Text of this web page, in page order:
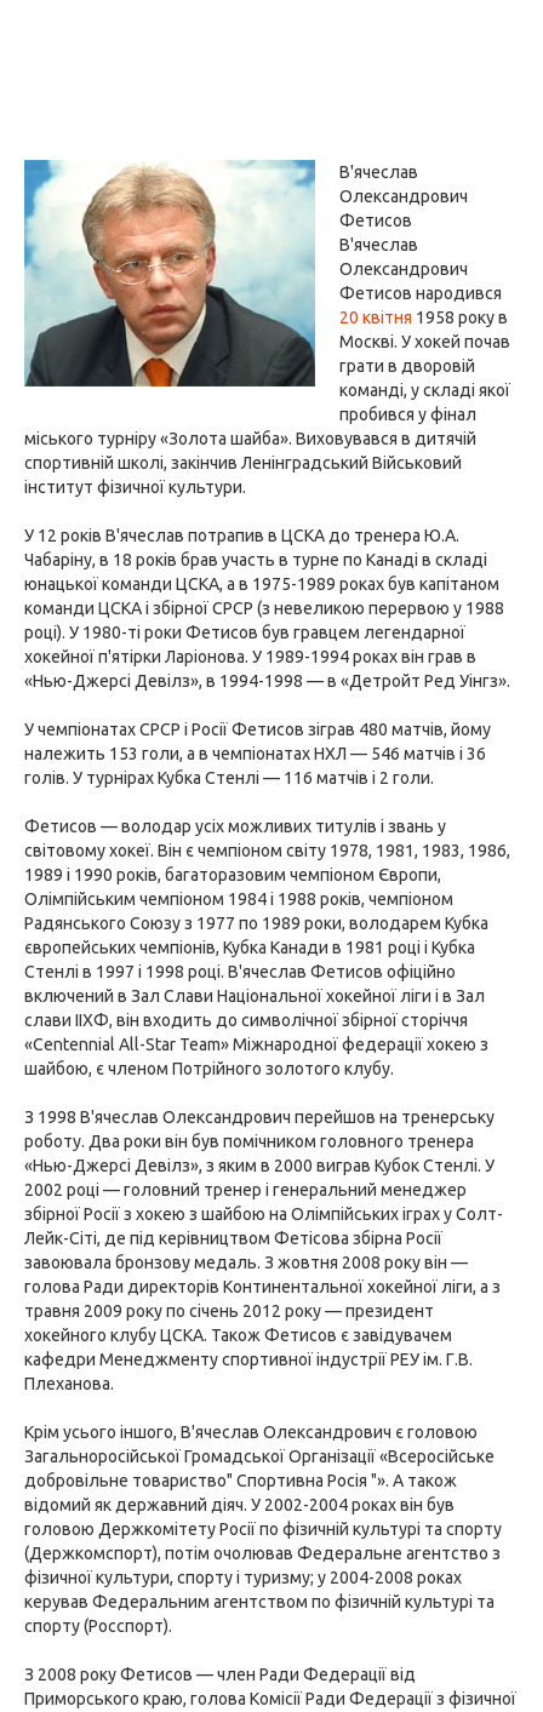
В'ячеслав
Олександрович
Фетисов
В'ячеслав
Олександрович
Фетисов народився
20 квітня 1958 року в
Москві. У хокей почав
грати в дворовій
команді, у складі якої
пробився у фінал
міського турніру «Золота шайба». Виховувався в дитячій
спортивній школі, закінчив Ленінградський Військовий
інститут фізичної культури.
У 12 років В'ячеслав потрапив в ЦСКА до тренера Ю.А.
Чабаріну, в 18 років брав участь в турне по Канаді в складі
юнацької команди ЦСКА, а в 1975-1989 роках був капітаном
команди ЦСКА і збірної СРСР (з невеликою перервою у 1988
році). У 1980-ті роки Фетисов був гравцем легендарної
хокейної п'ятірки Ларіонова. У 1989-1994 роках він грав в
«Нью-Джерсі Девілз», в 1994-1998 — в «Детройт Ред Уінгз».
У чемпіонатах СРСР і Росії Фетисов зіграв 480 матчів, йому
належить 153 голи, а в чемпіонатах НХЛ — 546 матчів і 36
голів. У турнірах Кубка Стенлі — 116 матчів і 2 голи.
Фетисов — володар усіх можливих титулів і звань у
світовому хокеї. Він є чемпіоном світу 1978, 1981, 1983, 1986,
1989 і 1990 років, багаторазовим чемпіоном Європи,
Олімпійським чемпіоном 1984 і 1988 років, чемпіоном
Радянського Союзу з 1977 по 1989 роки, володарем Кубка
європейських чемпіонів, Кубка Канади в 1981 році і Кубка
Стенлі в 1997 і 1998 році. В'ячеслав Фетисов офіційно
включений в Зал Слави Національної хокейної ліги і в Зал
слави ІІХФ, він входить до символічної збірної сторіччя
«Centennial All-Star Team» Міжнародної федерації хокею з
шайбою, є членом Потрійного золотого клубу.
З 1998 В'ячеслав Олександрович перейшов на тренерську
роботу. Два роки він був помічником головного тренера
«Нью-Джерсі Девілз», з яким в 2000 виграв Кубок Стенлі. У
2002 році — головний тренер і генеральний менеджер
збірної Росії з хокею з шайбою на Олімпійських іграх у Солт-
Лейк-Сіті, де під керівництвом Фетісова збірна Росії
завоювала бронзову медаль. З жовтня 2008 року він —
голова Ради директорів Континентальної хокейної ліги, а з
травня 2009 року по січень 2012 року — президент
хокейного клубу ЦСКА. Також Фетисов є завідувачем
кафедри Менеджменту спортивної індустрії РЕУ ім. Г.В.
Плеханова.
Крім усього іншого, В'ячеслав Олександрович є головою
Загальноросійської Громадської Організації «Всеросійське
добровільне товариство" Спортивна Росія "». А також
відомий як державний діяч. У 2002-2004 роках він був
головою Держкомітету Росії по фізичній культурі та спорту
(Держкомспорт), потім очолював Федеральне агентство з
фізичної культури, спорту і туризму; у 2004-2008 роках
керував Федеральним агентством по фізичній культурі та
спорту (Росспорт).
З 2008 року Фетисов — член Ради Федерації від
Приморського краю, голова Комісії Ради Федерації з фізичної